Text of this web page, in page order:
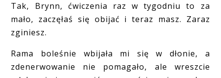
Tak, Brynn, ćwiczenia raz w tygodniu to za
mało, zaczęłaś się obijać i teraz masz. Zaraz
zginiesz.
Rama boleśnie wbijała mi się w dłonie, a
zdenerwowanie nie pomagało, ale wreszcie